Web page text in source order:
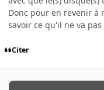
Donc pour en revenir à
savoir ce qu'il ne va
Citer